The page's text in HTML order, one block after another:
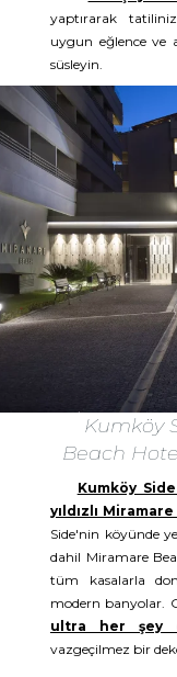
yaptırarak
uygun eğlence ve
süsleyin.
Kumköy
Beach
Kumköy
yıldızlı
Side'nin köyünde
dahil Miramare
tüm kasalarla
modern banyolar.
ultra her şey
vazgeçilmez bir